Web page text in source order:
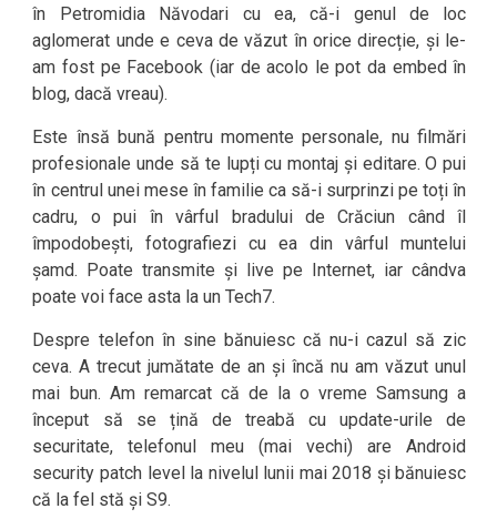
în Petromidia Năvodari cu ea, că-i genul de loc
aglomerat unde e ceva de văzut în orice direcție, și le-
am fost pe Facebook (iar de acolo le pot da embed în
blog, dacă vreau).
Este însă bună pentru momente personale, nu filmări
profesionale unde să te lupți cu montaj și editare. O pui
în centrul unei mese în familie ca să-i surprinzi pe toți în
cadru, o pui în vârful bradului de Crăciun când îl
împodobești, fotografiezi cu ea din vârful muntelui
șamd. Poate transmite și live pe Internet, iar cândva
poate voi face asta la un Tech7.
Despre telefon în sine bănuiesc că nu-i cazul să zic
ceva. A trecut jumătate de an și încă nu am văzut unul
mai bun. Am remarcat că de la o vreme Samsung a
început să se țină de treabă cu update-urile de
securitate, telefonul meu (mai vechi) are Android
security patch level la nivelul lunii mai 2018 și bănuiesc
că la fel stă și S9.